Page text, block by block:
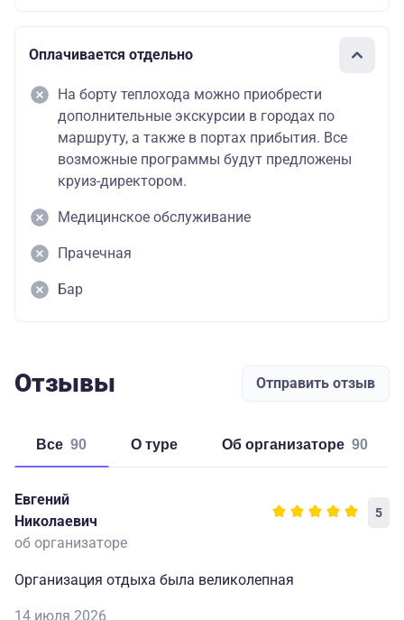
Оплачивается отдельно
На борту теплохода можно приобрести
дополнительные экскурсии в городах по
маршруту, а также в портах прибытия. Все
возможные программы будут предложены
круиз-директором.
Медицинское обслуживание
Прачечная
Бар
Отзывы Отправить отзыв
Все 90 о туре об организаторе 90
Евгений
Николаевич
5
об организаторе
Организация отдыха была великолепная
14 июля 2026